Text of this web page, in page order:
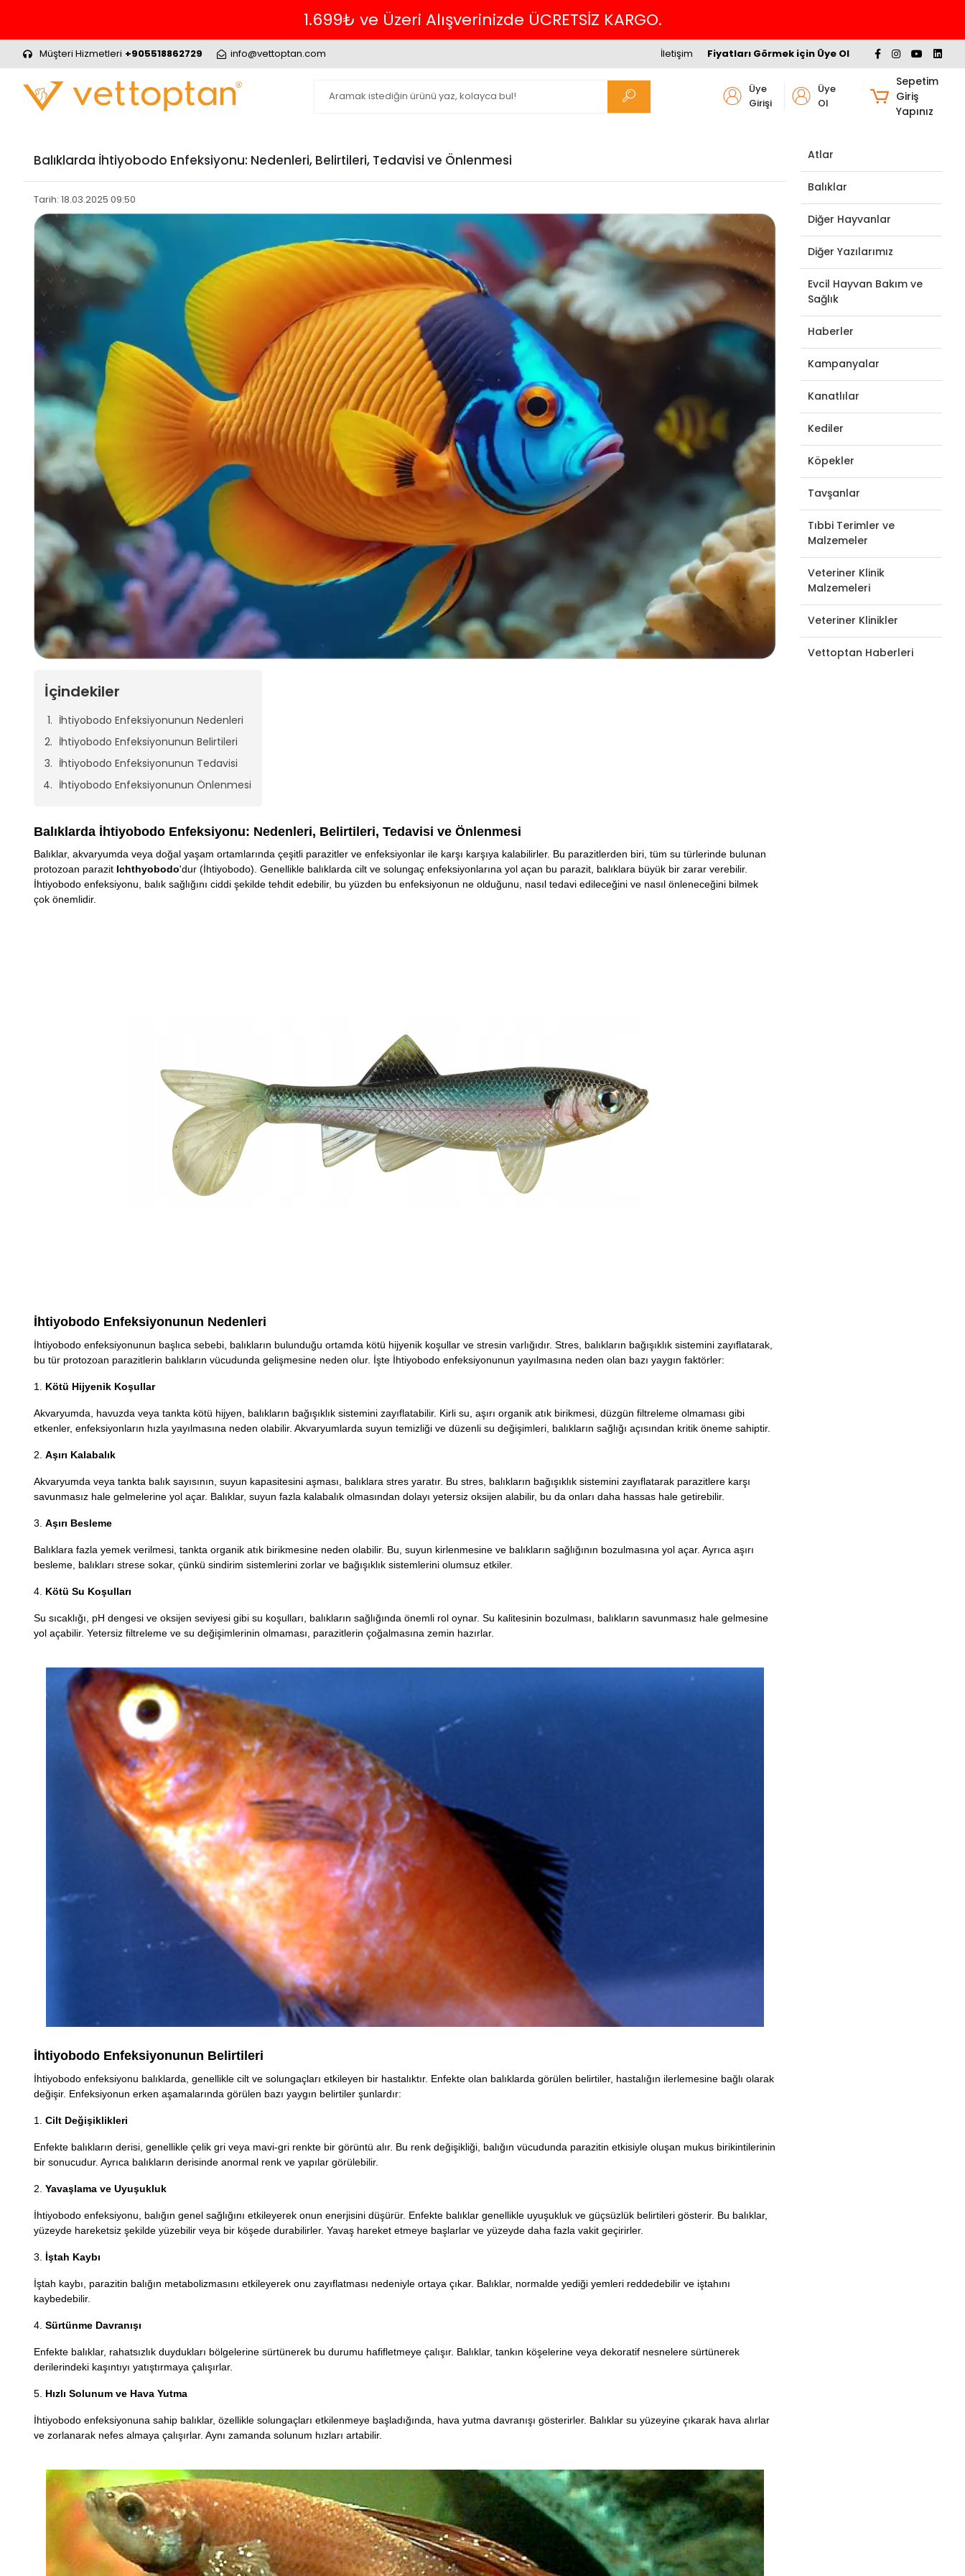
Havalede %4 İNDİRİM
Müşteri Hizmetleri +905518862729 info@vettoptan.com Fiyatları Görmek için Üye Ol
İletişim
Üye
Girişi
Üye
Ol
Sepetim
Giriş
Yapınız
Balıklarda İhtiyobodo Enfeksiyonu: Nedenleri, Belirtileri, Tedavisi ve Önlenmesi
Tarih: 18.03.2025 09:50
İçindekiler
İhtiyobodo Enfeksiyonunun Nedenleri
İhtiyobodo Enfeksiyonunun Belirtileri
İhtiyobodo Enfeksiyonunun Tedavisi
İhtiyobodo Enfeksiyonunun Önlenmesi
Balıklarda İhtiyobodo Enfeksiyonu: Nedenleri, Belirtileri, Tedavisi ve Önlenmesi
Balıklar, akvaryumda veya doğal yaşam ortamlarında çeşitli parazitler ve enfeksiyonlar ile karşı karşıya kalabilirler. Bu parazitlerden biri, tüm su türlerinde bulunan
protozoan parazit Ichthyobodo'dur (İhtiyobodo). Genellikle balıklarda cilt ve solungaç enfeksiyonlarına yol açan bu parazit, balıklara büyük bir zarar verebilir.
İhtiyobodo enfeksiyonu, balık sağlığını ciddi şekilde tehdit edebilir, bu yüzden bu enfeksiyonun ne olduğunu, nasıl tedavi edileceğini ve nasıl önleneceğini bilmek
çok önemlidir.
İhtiyobodo Enfeksiyonunun Nedenleri
İhtiyobodo enfeksiyonunun başlıca sebebi, balıkların bulunduğu ortamda kötü hijyenik koşullar ve stresin varlığıdır. Stres, balıkların bağışıklık sistemini zayıflatarak,
bu tür protozoan parazitlerin balıkların vücudunda gelişmesine neden olur. İşte İhtiyobodo enfeksiyonunun yayılmasına neden olan bazı yaygın faktörler:
1. Kötü Hijyenik Koşullar
Akvaryumda, havuzda veya tankta kötü hijyen, balıkların bağışıklık sistemini zayıflatabilir. Kirli su, aşırı organik atık birikmesi, düzgün filtreleme olmaması gibi
etkenler, enfeksiyonların hızla yayılmasına neden olabilir. Akvaryumlarda suyun temizliği ve düzenli su değişimleri, balıkların sağlığı açısından kritik öneme sahiptir.
2. Aşırı Kalabalık
Akvaryumda veya tankta balık sayısının, suyun kapasitesini aşması, balıklara stres yaratır. Bu stres, balıkların bağışıklık sistemini zayıflatarak parazitlere karşı
savunmasız hale gelmelerine yol açar. Balıklar, suyun fazla kalabalık olmasından dolayı yetersiz oksijen alabilir, bu da onları daha hassas hale getirebilir.
3. Aşırı Besleme
Balıklara fazla yemek verilmesi, tankta organik atık birikmesine neden olabilir. Bu, suyun kirlenmesine ve balıkların sağlığının bozulmasına yol açar. Ayrıca aşırı
besleme, balıkları strese sokar, çünkü sindirim sistemlerini zorlar ve bağışıklık sistemlerini olumsuz etkiler.
4. Kötü Su Koşulları
Su sıcaklığı, pH dengesi ve oksijen seviyesi gibi su koşulları, balıkların sağlığında önemli rol oynar. Su kalitesinin bozulması, balıkların savunmasız hale gelmesine
yol açabilir. Yetersiz filtreleme ve su değişimlerinin olmaması, parazitlerin çoğalmasına zemin hazırlar.
İhtiyobodo Enfeksiyonunun Belirtileri
İhtiyobodo enfeksiyonu balıklarda, genellikle cilt ve solungaçları etkileyen bir hastalıktır. Enfekte olan balıklarda görülen belirtiler, hastalığın ilerlemesine bağlı olarak
değişir. Enfeksiyonun erken aşamalarında görülen bazı yaygın belirtiler şunlardır:
1. Cilt Değişiklikleri
Enfekte balıkların derisi, genellikle çelik gri veya mavi-gri renkte bir görüntü alır. Bu renk değişikliği, balığın vücudunda parazitin etkisiyle oluşan mukus birikintilerinin
bir sonucudur. Ayrıca balıkların derisinde anormal renk ve yapılar görülebilir.
2. Yavaşlama ve Uyuşukluk
İhtiyobodo enfeksiyonu, balığın genel sağlığını etkileyerek onun enerjisini düşürür. Enfekte balıklar genellikle uyuşukluk ve güçsüzlük belirtileri gösterir. Bu balıklar,
yüzeyde hareketsiz şekilde yüzebilir veya bir köşede durabilirler. Yavaş hareket etmeye başlarlar ve yüzeyde daha fazla vakit geçirirler.
3. İştah Kaybı
İştah kaybı, parazitin balığın metabolizmasını etkileyerek onu zayıflatması nedeniyle ortaya çıkar. Balıklar, normalde yediği yemleri reddedebilir ve iştahını
kaybedebilir.
4. Sürtünme Davranışı
Enfekte balıklar, rahatsızlık duydukları bölgelerine sürtünerek bu durumu hafifletmeye çalışır. Balıklar, tankın köşelerine veya dekoratif nesnelere sürtünerek
derilerindeki kaşıntıyı yatıştırmaya çalışırlar.
5. Hızlı Solunum ve Hava Yutma
İhtiyobodo enfeksiyonuna sahip balıklar, özellikle solungaçları etkilenmeye başladığında, hava yutma davranışı gösterirler. Balıklar su yüzeyine çıkarak hava alırlar
ve zorlanarak nefes almaya çalışırlar. Aynı zamanda solunum hızları artabilir.
Atlar
Balıklar
Diğer Hayvanlar
Diğer Yazılarımız
Evcil Hayvan Bakım ve
Sağlık
Haberler
Kampanyalar
Kanatlılar
Kediler
Köpekler
Tavşanlar
Tıbbi Terimler ve
Malzemeler
Veteriner Klinik
Malzemeleri
Veteriner Klinikler
Vettoptan Haberleri